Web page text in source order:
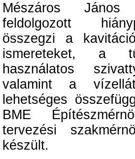
Mészáros János
feldolgozott
összegzi a
ismereteket, a
használatos
valamint a
lehetséges
BME
tervezési
készült.